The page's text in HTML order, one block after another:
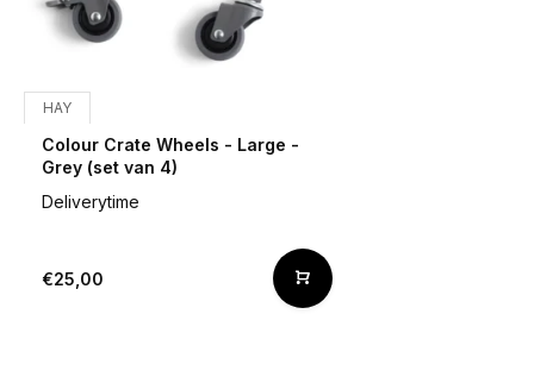
HAY
Colour Crate Wheels - Large -
Grey (set van 4)
Deliverytime
€25,00